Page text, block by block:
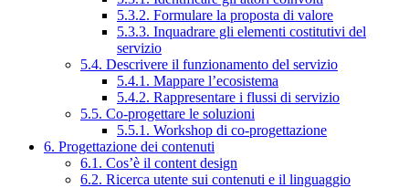
5.3.2. Formulare la proposta di valore
5.3.3. Inquadrare gli elementi costitutivi del
servizio
5.4. Descrivere il funzionamento del servizio
5.4.1. Mappare l’ecosistema
5.4.2. Rappresentare i flussi di servizio
5.5. Co-progettare le soluzioni
5.5.1. Workshop di co-progettazione
6. Progettazione dei contenuti
6.1. Cos’è il content design
6.2. Ricerca utente sui contenuti e il linguaggio